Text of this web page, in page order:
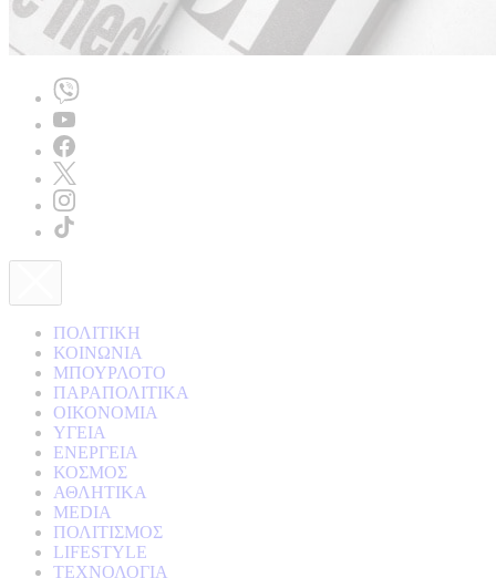
ΠΟΛΙΤΙΚΗ
ΚΟΙΝΩΝΙΑ
ΜΠΟΥΡΛΟΤΟ
ΠΑΡΑΠΟΛΙΤΙΚΑ
ΟΙΚΟΝΟΜΙΑ
ΥΓΕΙΑ
ΕΝΕΡΓΕΙΑ
ΚΟΣΜΟΣ
ΑΘΛΗΤΙΚΑ
MEDIA
ΠΟΛΙΤΙΣΜΟΣ
LIFESTYLE
ΤΕΧΝΟΛΟΓΙΑ